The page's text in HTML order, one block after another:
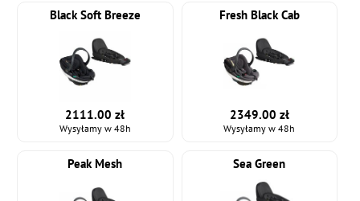
Black Soft Breeze
2111.00 zł
Wysyłamy w 48h
Fresh Black Cab
2349.00 zł
Wysyłamy w 48h
Peak Mesh Sea Green